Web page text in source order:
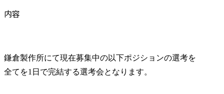
内容
鎌倉製作所にて現在募集中の以下ポジションの選考を
全てを1日で完結する選考会となります。